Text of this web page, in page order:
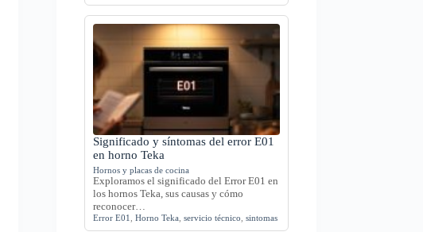
Significado y síntomas del error E01
en horno Teka
Hornos y placas de cocina
Exploramos el significado del Error E01 en
los hornos Teka, sus causas y cómo
reconocer…
Error E01 ,Horno Teka ,servicio técnico ,sintomas